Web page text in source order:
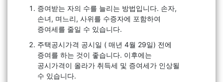
증여받는 자의 수를 늘리는 방법입니다. 손자,
손녀, 며느리, 사위를 수증자에 포함하여
증여세를 줄일 수 있습니다.
주택공시가격 공시일 ( 매년 4월 29일) 전에
증여를 하는 것이 좋습니다. 이후에는
공시가격이 올라가 취득세 및 증여세가 인상될
수 있습니다.